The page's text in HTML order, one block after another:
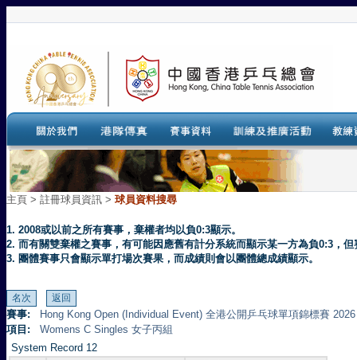
主頁 > 註冊球員資訊 > 球員資料搜尋
1. 2008或以前之所有賽事，棄權者均以負0:3顯示。
2. 而有關雙棄權之賽事，有可能因應舊有計分系統而顯示某一方為負0:3，
3. 團體賽事只會顯示單打場次賽果，而成績則會以團體總成績顯示。
賽事:
Hong Kong Open (Individual Event) 全港公開乒乓球單項錦標賽 2026
項目:
Womens C Singles 女子丙組
System Record 12